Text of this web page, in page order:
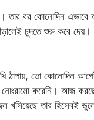
বর কোনোদিন এভাবে
চুদতে শুরু করে
ঠাপায়, তো কোনোদিন
করেনি। আজ
খসিয়েছে তার হিসেবই